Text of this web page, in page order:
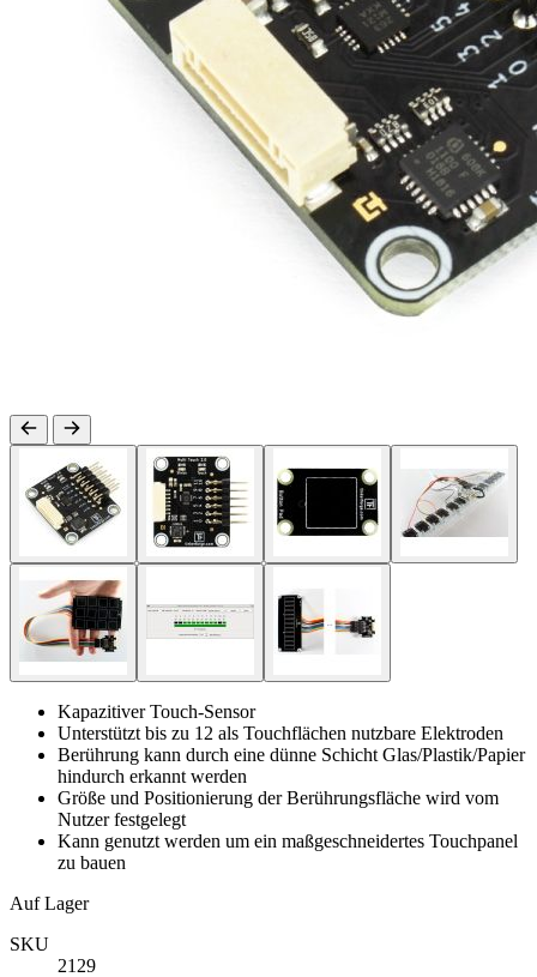
Kapazitiver Touch-Sensor
Unterstützt bis zu 12 als Touchflächen nutzbare Elektroden
Berührung kann durch eine dünne Schicht Glas/Plastik/Papier
hindurch erkannt werden
Größe und Positionierung der Berührungsfläche wird vom
Nutzer festgelegt
Kann genutzt werden um ein maßgeschneidertes Touchpanel
zu bauen
Auf Lager
SKU
2129